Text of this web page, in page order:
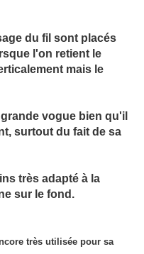
du fil sont placés
l'on retient le
mais le
vogue bien qu'il
surtout du fait de sa
très adapté à la
sur le fond.
très utilisée pour sa